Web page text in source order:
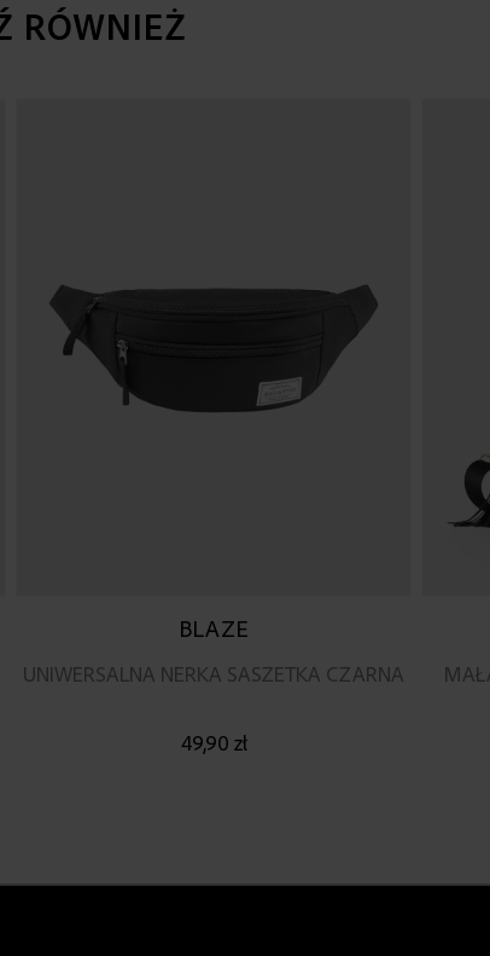
RÓWNIEŻ
BLAZE
UNIWERSALNA NERKA SASZETKA CZARNA
49,90 zł